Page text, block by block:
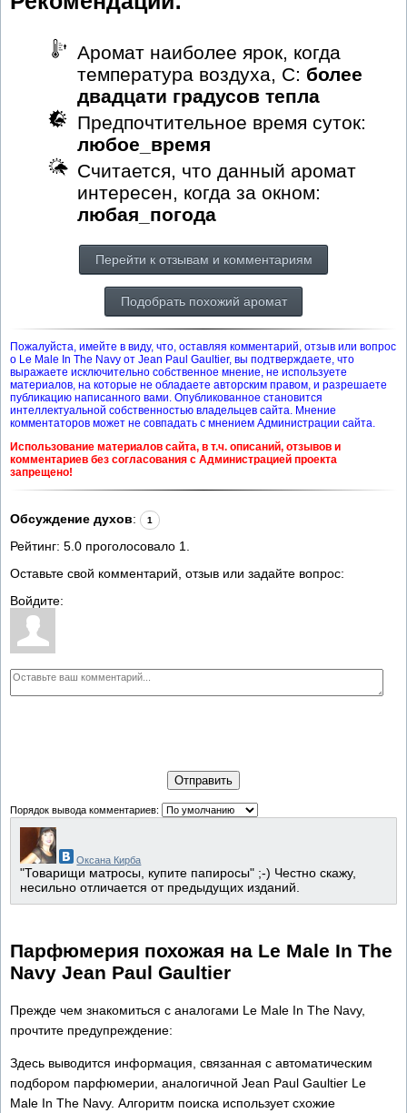
Аромат наиболее ярок, когда
температура воздуха, С: более
двадцати градусов тепла
Предпочтительное время суток:
любое_время
Считается, что данный аромат
интересен, когда за окном:
любая_погода
Перейти к отзывам и комментариям
Подобрать похожий аромат
Пожалуйста, имейте в виду, что, оставляя комментарий, отзыв или вопрос
о Le Male In The Navy от Jean Paul Gaultier, вы подтверждаете, что
выражаете исключительно собственное мнение, не используете
материалов, на которые не обладаете авторским правом, и разрешаете
публикацию написанного вами. Опубликованное становится
интеллектуальной собственностью владельцев сайта. Мнение
комментаторов может не совпадать с мнением Администрации сайта.
Использование материалов сайта, в т.ч. описаний, отзывов и
комментариев без согласования с Администрацией проекта
запрещено!
Обсуждение духов: 1
Рейтинг: 5.0 проголосовало 1
Оставьте свой комментарий, отзыв или задайте вопрос:
Войдите:
Отправить
Порядок вывода комментариев:
Оксана Кирба
"Товарищи матросы, купите папиросы" ;-) Честно скажу,
несильно отличается от предыдущих изданий.
Парфюмерия похожая на Le Male In The
Navy Jean Paul Gaultier
Прежде чем знакомиться с аналогами Le Male In The Navy,
прочтите предупреждение:
Здесь выводится информация, связанная с автоматическим
подбором парфюмерии, аналогичной Jean Paul Gaultier Le
Male In The Navy. Алгоритм поиска использует схожие